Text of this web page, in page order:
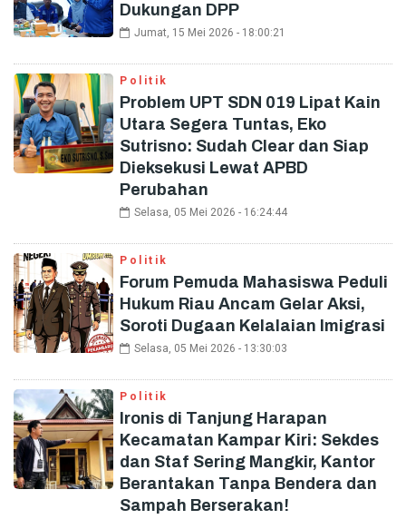
Dukungan DPP
Jumat, 15 Mei 2026 - 18:00:21
Politik
Problem UPT SDN 019 Lipat Kain
Utara Segera Tuntas, Eko
Sutrisno: Sudah Clear dan Siap
Dieksekusi Lewat APBD
Perubahan
Selasa, 05 Mei 2026 - 16:24:44
Politik
Forum Pemuda Mahasiswa Peduli
Hukum Riau Ancam Gelar Aksi,
Soroti Dugaan Kelalaian Imigrasi
Selasa, 05 Mei 2026 - 13:30:03
Politik
Ironis di Tanjung Harapan
Kecamatan Kampar Kiri: Sekdes
dan Staf Sering Mangkir, Kantor
Berantakan Tanpa Bendera dan
Sampah Berserakan!